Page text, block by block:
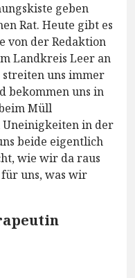
geben
Rat. Heute gibt es
von der Redaktion
Landkreis Leer an
uns immer
bekommen uns in
Müll
in der
beide eigentlich
wie wir da raus
uns, was wir